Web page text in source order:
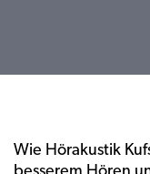
Wie Hörakustik